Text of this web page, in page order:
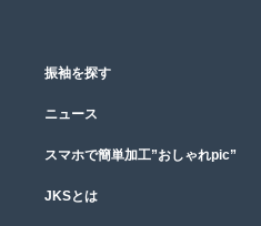
振袖を探す
ニュース
スマホで簡単加工”おしゃれpic”
JKSとは